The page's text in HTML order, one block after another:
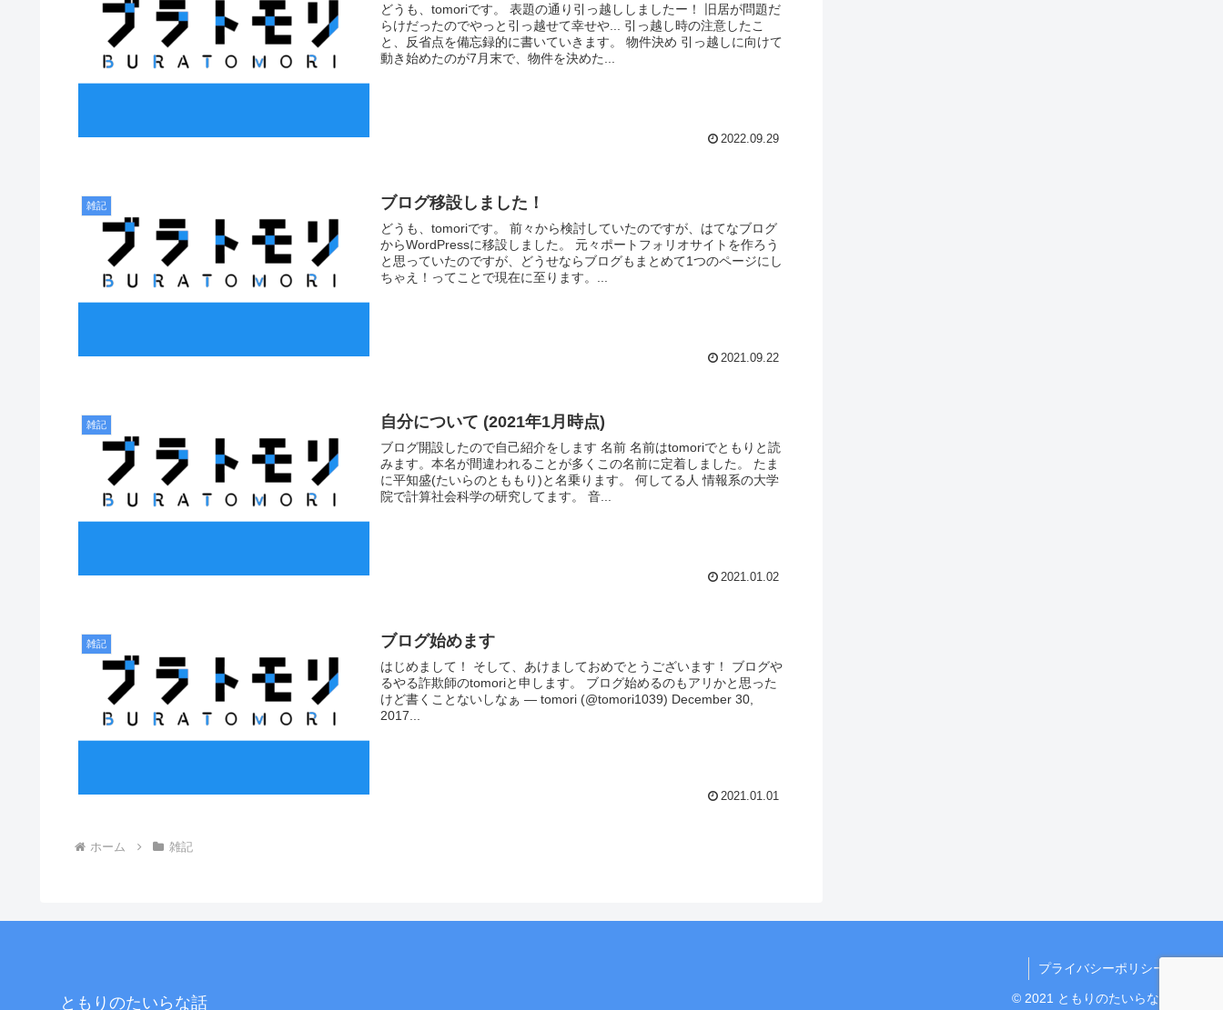
どうも、tomoriです。 表題の通り引っ越ししましたー！ 旧居が問題だ
らけだったのでやっと引っ越せて幸せや... 引っ越し時の注意したこ
と、反省点を備忘録的に書いていきます。 物件決め 引っ越しに向けて
動き始めたのが7月末で、物件を決めた...
2022.09.29
雑記 ブログ移設しました！
どうも、tomoriです。 前々から検討していたのですが、はてなブログ
からWordPressに移設しました。 元々ポートフォリオサイトを作ろう
と思っていたのですが、どうせならブログもまとめて1つのページにし
ちゃえ！ってことで現在に至ります。...
2021.09.22
雑記 自分について (2021年1月時点)
ブログ開設したので自己紹介をします 名前 名前はtomoriでともりと読
みます。本名が間違われることが多くこの名前に定着しました。 たま
に平知盛(たいらのとももり)と名乗ります。 何してる人 情報系の大学
院で計算社会科学の研究してます。 音...
2021.01.02
雑記 ブログ始めます
はじめまして！ そして、あけましておめでとうございます！ ブログや
るやる詐欺師のtomoriと申します。 ブログ始めるのもアリかと思った
けど書くことないしなぁ — tomori (@tomori1039) December 30,
2017...
2021.01.01
ホーム 雑記
ともりのたいらな話
プライバシーポリシー
© 2021 ともりのたいらな話.